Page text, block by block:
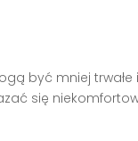
być mniej
się